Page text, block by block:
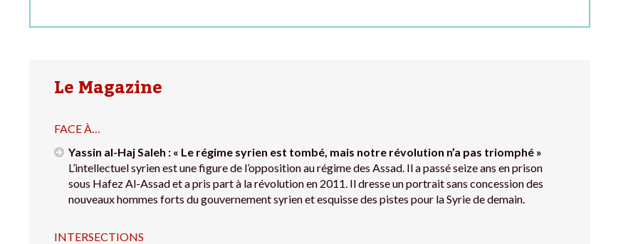
Le Magazine
FACE À…
Yassin al-Haj Saleh : « Le régime syrien est tombé, mais notre révolution n’a pas triomphé »
L’intellectuel syrien est une figure de l’opposition au régime des Assad. Il a passé seize ans en prison
sous Hafez Al-Assad et a pris part à la révolution en 2011. Il dresse un portrait sans concession des
nouveaux hommes forts du gouvernement syrien et esquisse des pistes pour la Syrie de demain.
INTERSECTIONS